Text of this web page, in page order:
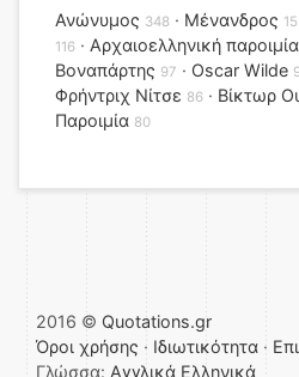
Ανώνυμος 348 Μένανδρος
116 Αρχαιοελληνική παροιμία
Βοναπάρτης 97 Oscar Wilde
Φρήντριχ Νίτσε 86 Βίκτωρ
Παροιμία 80
2016 © Quotations.gr
Όροι χρήσης · Ιδιωτικότητα ·
Γλώσσα: Αγγλικά Ελληνικά